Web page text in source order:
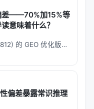
一样脆弱。
平均最高按钮只有
Meta-Llama-3.1-
后一级。
"这个维度上的差
），几乎是电阻和
差——70%加15%等
意味着什么？
的 GEO 优化版本
化数据和 FAQ，便
…
偏差暴露常识推理